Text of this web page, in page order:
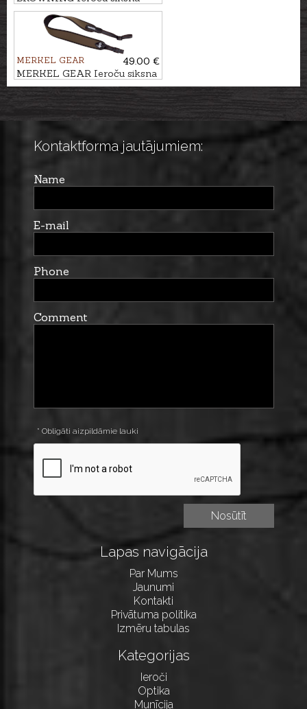
MERKEL GEAR
49.00 €
MERKEL GEAR Ieroču siksna
HELIX
Kontaktforma jautājumiem:
Name
E-mail
Phone
Comment
* Obligāti aizpildāmie lauki
Lapas navigācija
Par Mums
Jaunumi
Kontakti
Privātuma politika
Izmēru tabulas
Kategorijas
Ieroči
Optika
Munīcija